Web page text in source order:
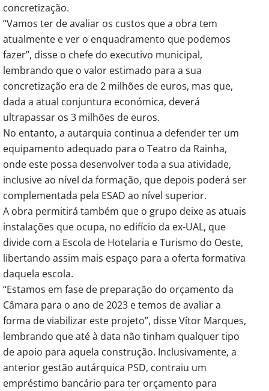
concretização.
“Vamos ter de avaliar os custos que a obra tem
atualmente e ver o enquadramento que podemos
fazer”, disse o chefe do executivo municipal,
lembrando que o valor estimado para a sua
concretização era de 2 milhões de euros, mas que,
dada a atual conjuntura económica, deverá
ultrapassar os 3 milhões de euros.
No entanto, a autarquia continua a defender ter um
equipamento adequado para o Teatro da Rainha,
onde este possa desenvolver toda a sua atividade,
inclusive ao nível da formação, que depois poderá ser
complementada pela ESAD ao nível superior.
A obra permitirá também que o grupo deixe as atuais
instalações que ocupa, no edifício da ex-UAL, que
divide com a Escola de Hotelaria e Turismo do Oeste,
libertando assim mais espaço para a oferta formativa
daquela escola.
“Estamos em fase de preparação do orçamento da
Câmara para o ano de 2023 e temos de avaliar a
forma de viabilizar este projeto”, disse Vítor Marques,
lembrando que até à data não tinham qualquer tipo
de apoio para aquela construção. Inclusivamente, a
anterior gestão autárquica PSD, contraiu um
empréstimo bancário para ter orçamento para